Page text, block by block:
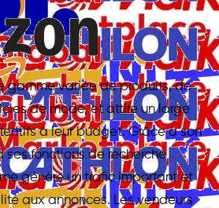
gamme variée de produits, de
de mode, et attire un large
à leur budget. Grâce à son
fonctions de recherche
génère un trafic important et
aux annonces. Les vendeurs